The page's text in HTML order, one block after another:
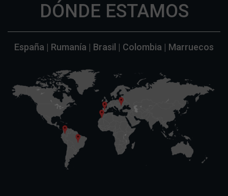
DÓNDE ESTAMOS
España | Rumanía | Brasil | Colombia | Marruecos